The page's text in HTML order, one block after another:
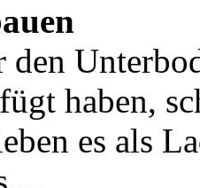
den
haben,
es als